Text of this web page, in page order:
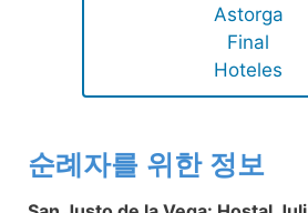
Astorga
Final
Hoteles
순례자를 위한 정보